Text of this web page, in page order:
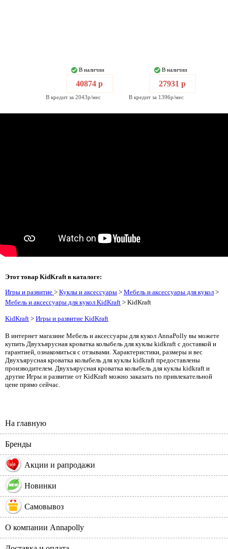
В наличии
40874 р
В кредит за 2043р/мес
В наличии
27931 р
В кредит за 1396р/мес
Этот товар KidKraft в каталоге:
Игры и развитие > Куклы и аксессуары > Мебель и аксессуары для кукол >
Мебель и аксессуары для кукол KidKraft > KidKraft
KidKraft > Игры и развитие KidKraft
В интернет магазине Мебель и аксессуары для кукол AnnaPolly вы можете
купить Двухъярусная кроватка колыбель для куклы kidkraft с доставкой и
гарантией, ознакомиться с отзывами. Характеристики, размеры и вес
Двухъярусная кроватка колыбель для куклы kidkraft предоставлены
производителем. Двухъярусная кроватка колыбель для куклы kidkraft и
другие Игры и развитие от KidKraft можно заказать по привлекательной
цене прямо сейчас.
На главную
Бренды
% Акции и рапродажи
Новинки
Самовывоз
О компании Annapolly